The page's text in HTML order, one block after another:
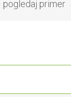
pogledaj primer